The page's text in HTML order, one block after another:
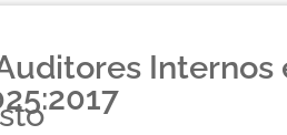
Internos